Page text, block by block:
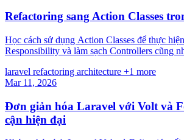
Refactoring sang Action Classes
Học cách sử dụng Action Classes để thực
Responsibility và làm sạch Controllers cũng
laravel refactoring architecture +1 more
Mar 11, 2026
Đơn giản hóa Laravel với Volt và
cận hiện đại